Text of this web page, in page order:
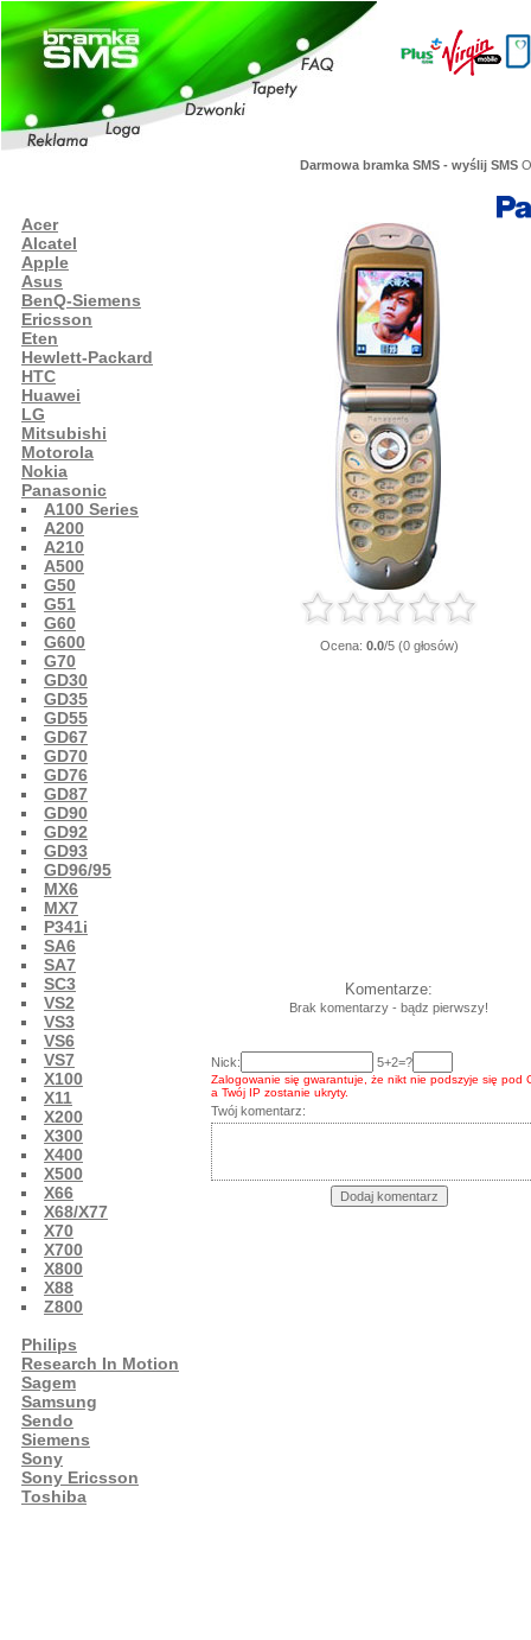
Darmowa bramka SMS - wyślij SMS
Acer
Alcatel
Apple
Asus
BenQ-Siemens
Ericsson
Eten
Hewlett-Packard
HTC
Huawei
LG
Mitsubishi
Motorola
Nokia
Panasonic
A100 Series
A200
A210
A500
G50
G51
G60
G600
G70
GD30
GD35
GD55
GD67
GD70
GD76
GD87
GD90
GD92
GD93
GD96/95
MX6
MX7
P341i
SA6
SA7
SC3
VS2
VS3
VS6
VS7
X100
X11
X200
X300
X400
X500
X66
X68/X77
X70
X700
X800
X88
Z800
Philips
Research In Motion
Sagem
Samsung
Sendo
Siemens
Sony
Sony Ericsson
Toshiba
Ocena: 0.0/5 (0 głosów)
Komentarze:
Brak komentarzy - bądz pierwszy!
Nick: 5+2=?
Zalogowanie się gwarantuje, że nikt nie podszyje się pod
a Twój IP zostanie ukryty.
Twój komentarz: